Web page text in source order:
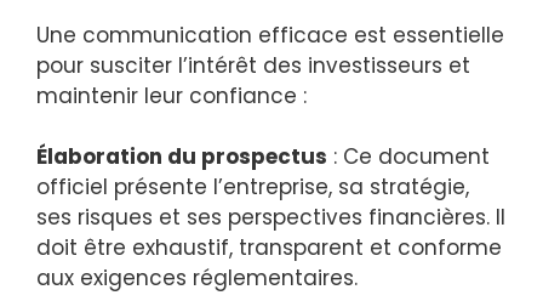
Une communication efficace est essentielle
pour susciter l’intérêt des investisseurs et
maintenir leur confiance :
Élaboration du prospectus : Ce document
officiel présente l’entreprise, sa stratégie,
ses risques et ses perspectives financières. Il
doit être exhaustif, transparent et conforme
aux exigences réglementaires.